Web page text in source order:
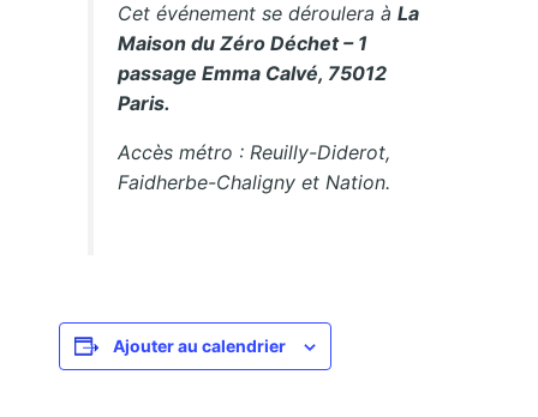
Cet événement se déroulera àLa
Maison du Zéro Déchet – 1
passage Emma Calvé, 75012
Paris.
Accès métro : Reuilly-Diderot,
Faidherbe-Chaligny et Nation.
Ajouter au calendrier